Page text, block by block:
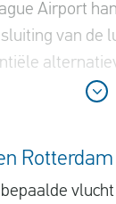
Airport
van de
Rotterdam